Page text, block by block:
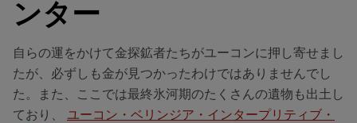
ンター
自らの運をかけて金探鉱者たちがユーコンに押し寄せまし
たが、必ずしも金が見つかったわけではありませんでし
た。また、ここでは最終氷河期のたくさんの遺物も出土し
ており、 ユーコン・ベリンジア・インタープリティブ・